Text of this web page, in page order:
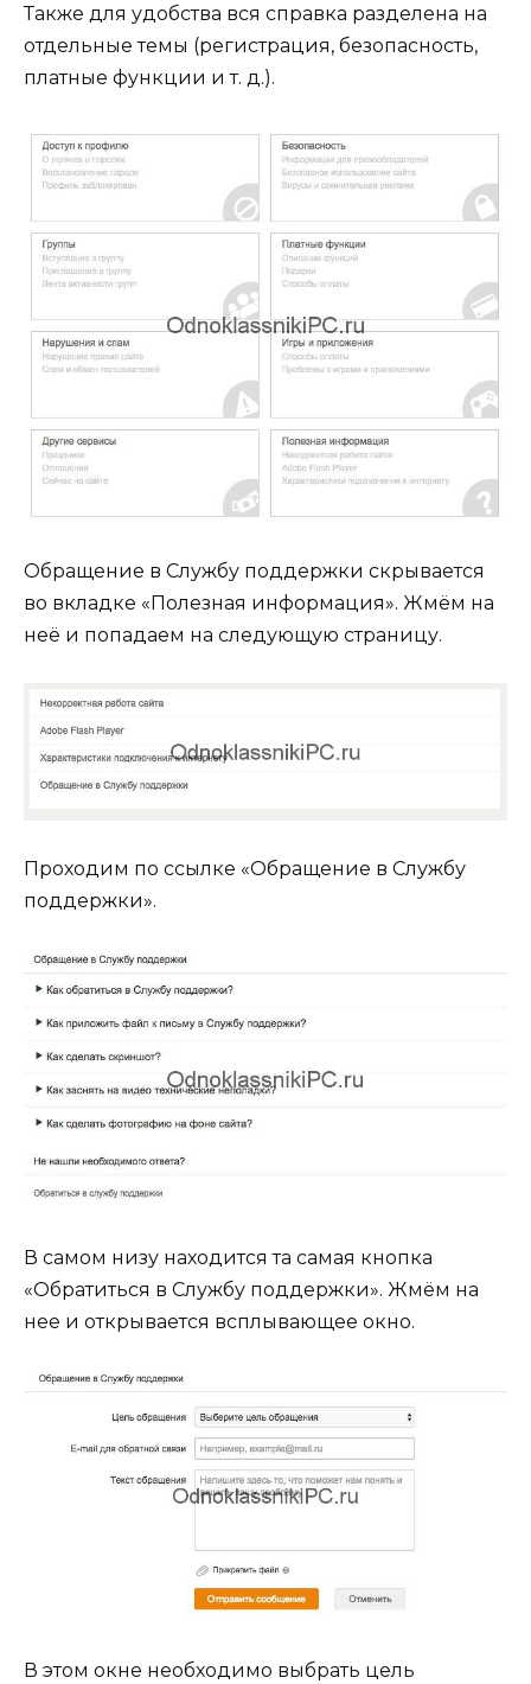
Также для удобства вся справка разделена на
отдельные темы (регистрация, безопасность,
платные функции и т. д.).
Обращение в Службу поддержки скрывается
во вкладке «Полезная информация». Жмём на
неё и попадаем на следующую страницу.
Проходим по ссылке «Обращение в Службу
поддержки».
В самом низу находится та самая кнопка
«Обратиться в Службу поддержки». Жмём на
нее и открывается всплывающее окно.
В этом окне необходимо выбрать цель